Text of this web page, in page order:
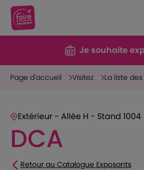
Je souhaite
Page d'accueil Visitez La liste
Extérieur - Allée H - Stand 1004
DCA
Retour au Catalogue Exposants